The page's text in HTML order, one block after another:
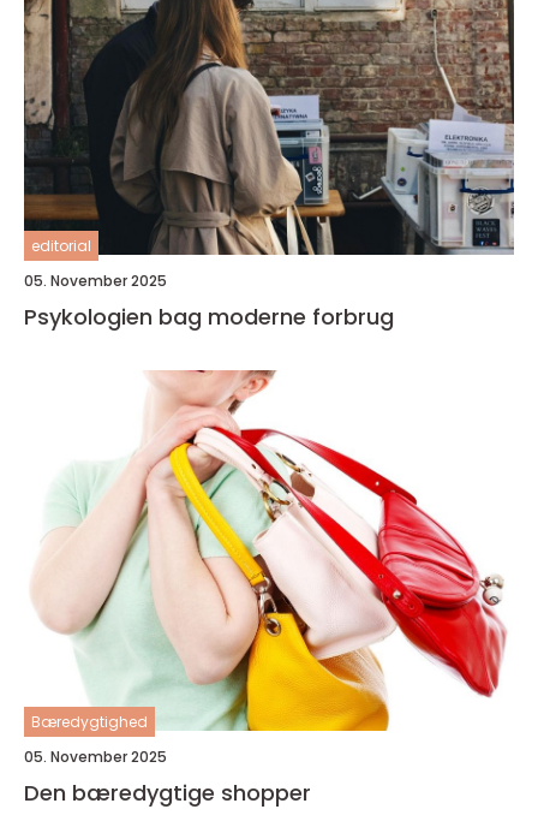
editorial
05. November 2025
Psykologien bag moderne forbrug
Bæredygtighed
05. November 2025
Den bæredygtige shopper